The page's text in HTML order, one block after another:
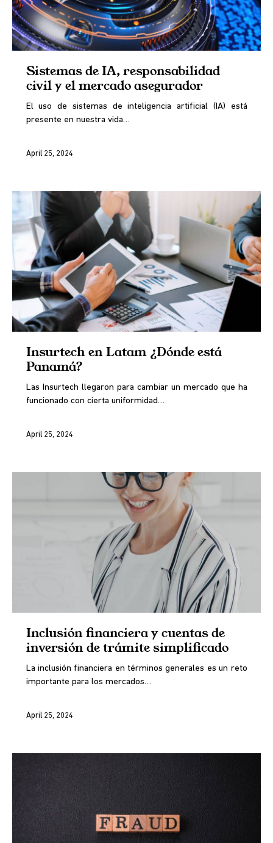
Sistemas de IA, responsabilidad
civil y el mercado asegurador
El uso de sistemas de inteligencia artificial (IA) está
presente en nuestra vida…
April 25, 2024
Insurtech en Latam ¿Dónde está
Panamá?
Las Insurtech llegaron para cambiar un mercado que ha
funcionado con cierta uniformidad…
April 25, 2024
Inclusión financiera y cuentas de
inversión de trámite simplificado
La inclusión financiera en términos generales es un reto
importante para los mercados…
April 25, 2024